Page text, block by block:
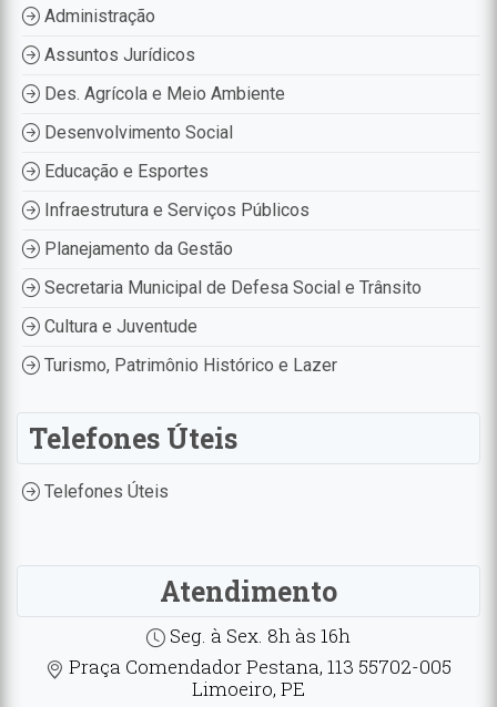
Administração
Assuntos Jurídicos
Des. Agrícola e Meio Ambiente
Desenvolvimento Social
Educação e Esportes
Infraestrutura e Serviços Públicos
Planejamento da Gestão
Secretaria Municipal de Defesa Social e Trânsito
Cultura e Juventude
Turismo, Patrimônio Histórico e Lazer
Telefones Úteis
Telefones Úteis
Atendimento
Seg. à Sex. 8h às 16h
Praça Comendador Pestana, 113 55702-005
Limoeiro, PE